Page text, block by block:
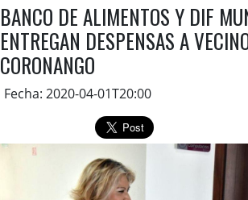
BANCO DE ALIMENTOS Y DIF
ENTREGAN DESPENSAS A
CORONANGO
Fecha: 2020-04-01T20:00